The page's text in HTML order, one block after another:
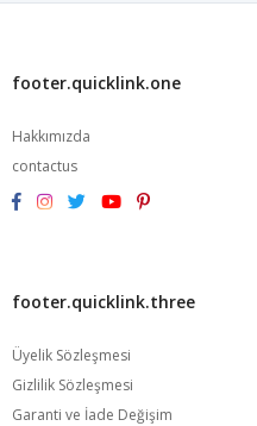
footer.quicklink.one
Hakkımızda
contactus
footer.quicklink.three
Üyelik Sözleşmesi
Gizlilik Sözleşmesi
Garanti ve İade Değişim